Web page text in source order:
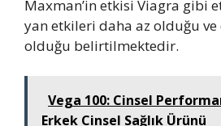
Maxman’in etkisi Viagra gibi
yan etkileri daha az olduğu
olduğu belirtilmektedir.
Vega 100: Cinsel
Erkek Cinsel Sağlık Ürünü